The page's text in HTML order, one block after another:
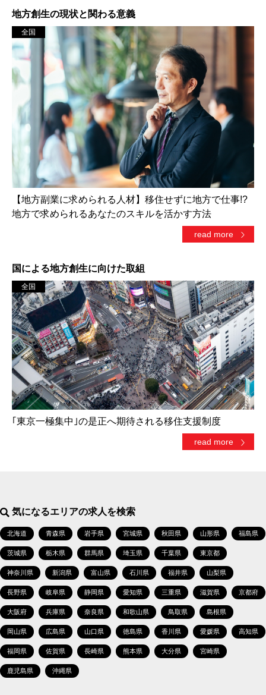
地方創生の現状と関わる意義
全国
【地方副業に求められる人材】移住せずに地方で仕事!?
地方で求められるあなたのスキルを活かす方法
read more
国による地方創生に向けた取組
全国
｢東京一極集中｣の是正へ期待される移住支援制度
read more
気になるエリアの求人を検索
北海道 青森県 岩手県 宮城県 秋田県 山形県 福島県
茨城県 栃木県 群馬県 埼玉県 千葉県 東京都
神奈川県 新潟県 富山県 石川県 福井県 山梨県
長野県 岐阜県 静岡県 愛知県 三重県 滋賀県 京都府
大阪府 兵庫県 奈良県 和歌山県 鳥取県 島根県
岡山県 広島県 山口県 徳島県 香川県 愛媛県 高知県
福岡県 佐賀県 長崎県 熊本県 大分県 宮崎県
鹿児島県 沖縄県